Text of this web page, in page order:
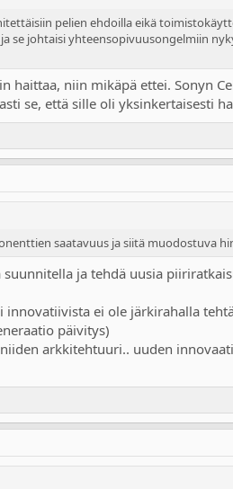
pelien ehdoilla eikä
se johtaisi yhteensopivuusongelmiin
haittaa, niin mikäpä ettei. Sonyn
se, että sille oli yksinkertaisesti
saatavuus ja siitä muodostuva
ja tehdä uusia
innovatiivista ei ole järkirahalla
päivitys)
arkkitehtuuri.. uuden